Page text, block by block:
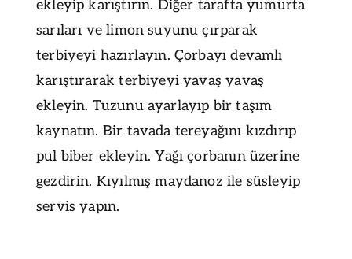
ekleyip karıştırın. Diğer tarafta yumurta
sarıları ve limon suyunu çırparak
terbiyeyi hazırlayın. Çorbayı devamlı
karıştırarak terbiyeyi yavaş yavaş
ekleyin. Tuzunu ayarlayıp bir taşım
kaynatın. Bir tavada tereyağını kızdırıp
pul biber ekleyin. Yağı çorbanın üzerine
gezdirin. Kıyılmış maydanoz ile süsleyip
servis yapın.